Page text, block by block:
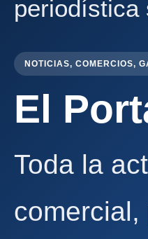
periodística
NOTICIAS, COMERCIOS,
El
Toda la